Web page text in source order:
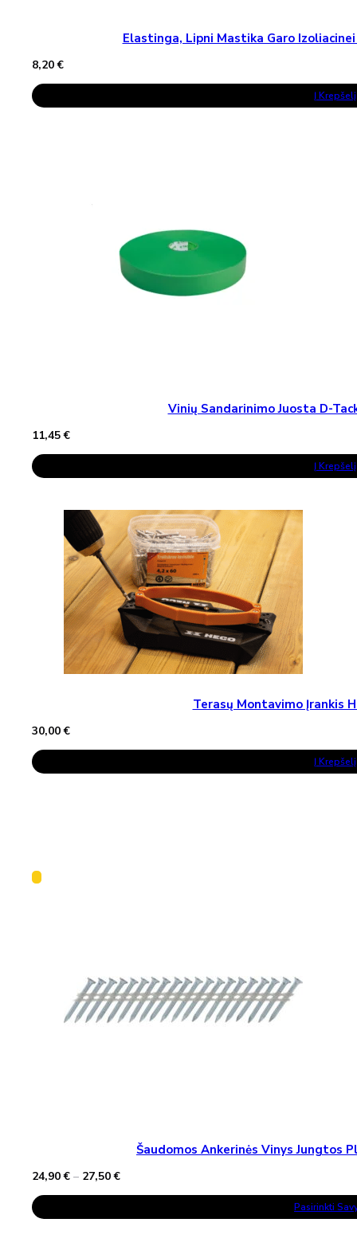
Elastinga, Lipni Mastika Garo Izoliacinei
8,20€
Į Krepšelį
Vinių Sandarinimo Juosta D-
11,45€
Į Krepšelį
Terasų Montavimo Įrankis
30,00€
Į Krepšelį
Šaudomos Ankerinės Vinys Jungtos
24,90€ – 27,50€Price
through
Pasirinkti
This
Product
Has